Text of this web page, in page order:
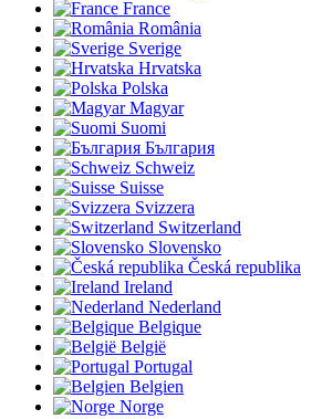
France
România
Sverige
Hrvatska
Polska
Magyar
Suomi
България
Schweiz
Suisse
Svizzera
Switzerland
Slovensko
Česká republika
Ireland
Nederland
Belgique
België
Portugal
Belgien
Norge